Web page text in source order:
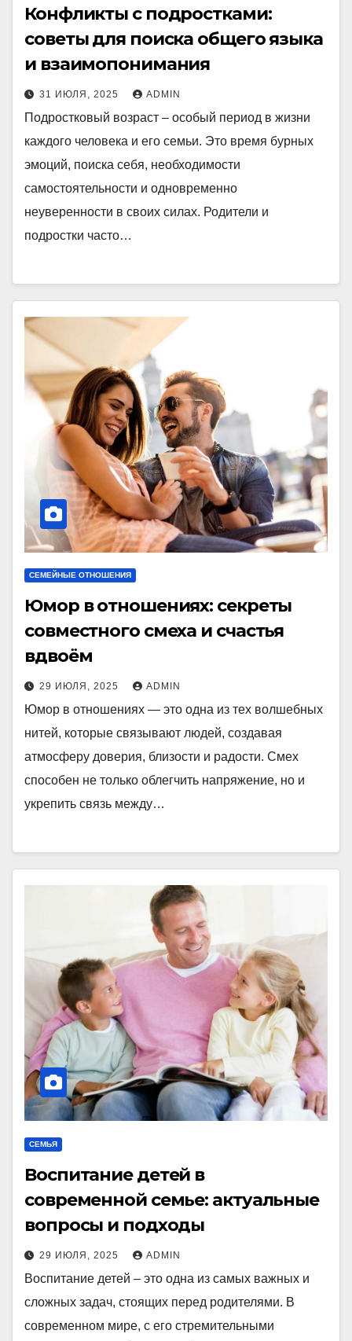
Конфликты с подростками:
советы для поиска общего языка
и взаимопонимания
31 ИЮЛЯ, 2025 ADMIN
Подростковый возраст – особый период в жизни
каждого человека и его семьи. Это время бурных
эмоций, поиска себя, необходимости
самостоятельности и одновременно
неуверенности в своих силах. Родители и
подростки часто…
СЕМЕЙНЫЕ ОТНОШЕНИЯ
Юмор в отношениях: секреты
совместного смеха и счастья
вдвоём
29 ИЮЛЯ, 2025 ADMIN
Юмор в отношениях — это одна из тех волшебных
нитей, которые связывают людей, создавая
атмосферу доверия, близости и радости. Смех
способен не только облегчить напряжение, но и
укрепить связь между…
СЕМЬЯ
Воспитание детей в
современной семье: актуальные
вопросы и подходы
29 ИЮЛЯ, 2025 ADMIN
Воспитание детей – это одна из самых важных и
сложных задач, стоящих перед родителями. В
современном мире, с его стремительными